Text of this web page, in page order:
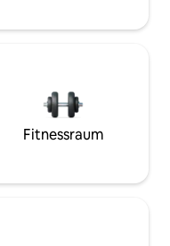
Fitnessraum